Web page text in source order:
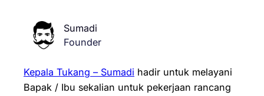
Sumadi
Founder
Kepala Tukang – Sumadi hadir untuk melayani
Bapak / Ibu sekalian untuk pekerjaan rancang